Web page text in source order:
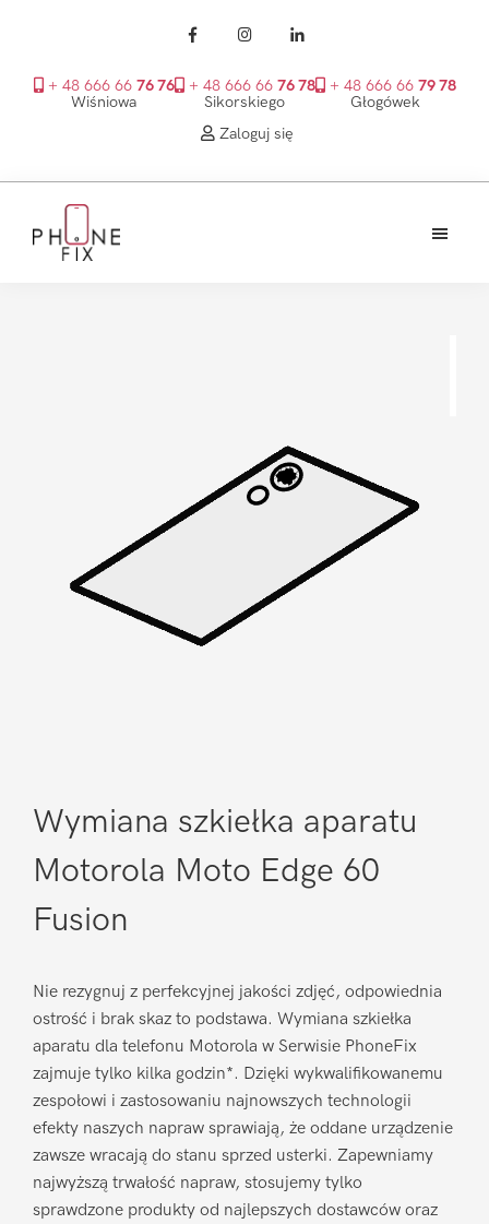
+ 48 666 66 76 76
Wiśniowa
+ 48 666 66 76 78
Sikorskiego
+ 48 666 66 79 78
Głogówek
Zaloguj się
głównego
Wymiana szkiełka aparatu
Motorola Moto Edge 60
Fusion
Nie rezygnuj z perfekcyjnej jakości zdjęć, odpowiednia
ostrość i brak skaz to podstawa. Wymiana szkiełka
aparatu dla telefonu Motorola w Serwisie PhoneFix
zajmuje tylko kilka godzin*. Dzięki wykwalifikowanemu
zespołowi i zastosowaniu najnowszych technologii
efekty naszych napraw sprawiają, że oddane urządzenie
zawsze wracają do stanu sprzed usterki. Zapewniamy
najwyższą trwałość napraw, stosujemy tylko
sprawdzone produkty od najlepszych dostawców oraz